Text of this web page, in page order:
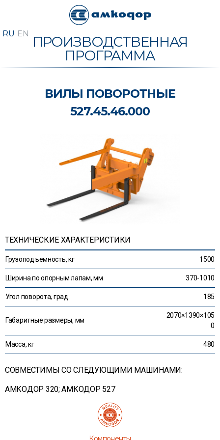
ПРОИЗВОДСТВЕННАЯ
ПРОГРАММА
ВИЛЫ ПОВОРОТНЫЕ
527.45.46.000
ТЕХНИЧЕСКИЕ ХАРАКТЕРИСТИКИ
Грузоподъемность, кг 1500
Ширина по опорным лапам, мм 370-1010
Угол поворота, град 185
Габаритные размеры, мм
2070×1390×105
0
Масса, кг 480
СОВМЕСТИМЫ СО СЛЕДУЮЩИМИ МАШИНАМИ:
АМКОДОР 320; АМКОДОР 527